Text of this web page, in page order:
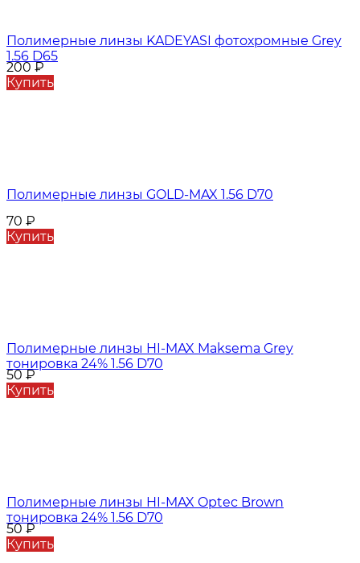
Полимерные линзы KADEYASI фотохромные Grey
1.56 D65
200₽
Купить
Полимерные линзы GOLD-MAX 1.56 D70
70 ₽
Купить
Полимерные линзы HI-MAX Maksema Grey
тонировка 24% 1.56 D70
50₽
Купить
Полимерные линзы HI-MAX Optec Brown
тонировка 24% 1.56 D70
50₽
Купить